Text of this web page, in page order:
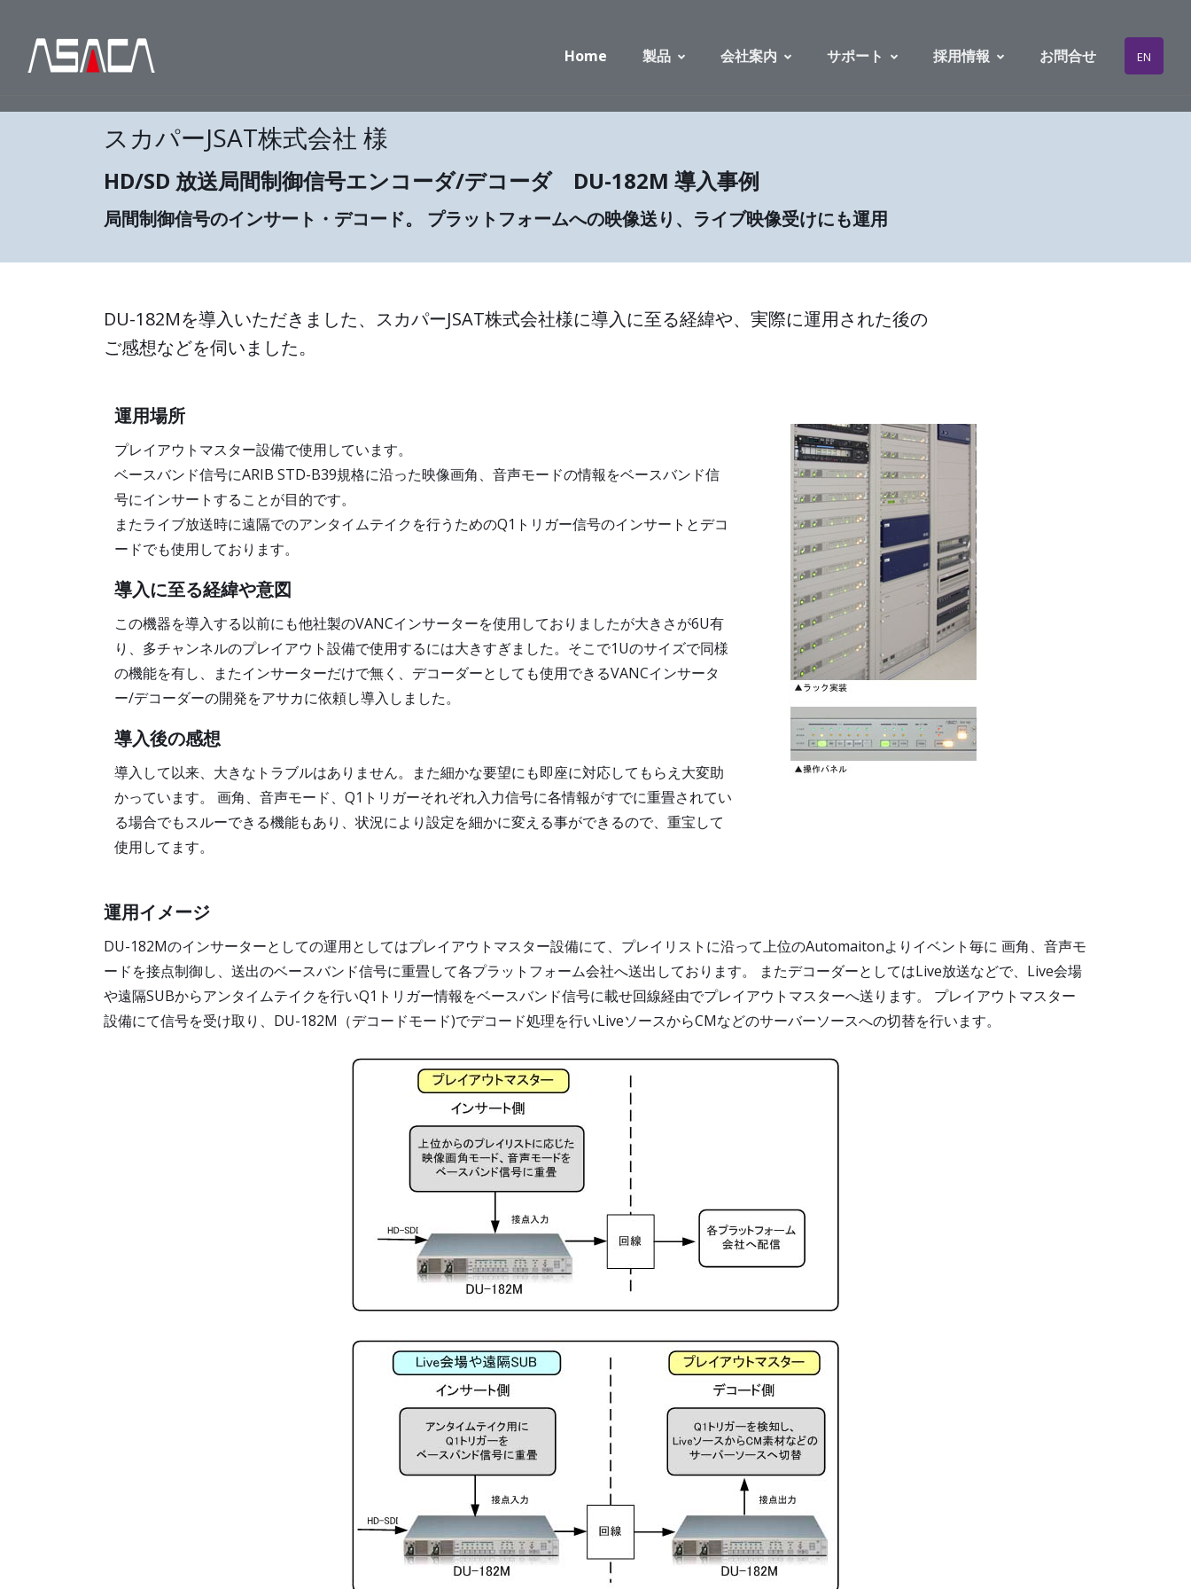
Home 製品 会社案内 サポート 採用情報 お問合せ EN
スカパーJSAT株式会社 様
HD/SD 放送局間制御信号エンコーダ/デコーダ DU-182M 導入事例
局間制御信号のインサート・デコード。 プラットフォームへの映像送り、ライブ映像受けにも運用
DU-182Mを導入いただきました、スカパーJSAT株式会社様に導入に至る経緯や、実際に運用された後の
ご感想などを伺いました。
運用場所
プレイアウトマスター設備で使用しています。
ベースバンド信号にARIB STD-B39規格に沿った映像画角、音声モードの情報をベースバンド信
号にインサートすることが目的です。
またライブ放送時に遠隔でのアンタイムテイクを行うためのQ1トリガー信号のインサートとデコ
ードでも使用しております。
導入に至る経緯や意図
この機器を導入する以前にも他社製のVANCインサーターを使用しておりましたが大きさが6U有
り、多チャンネルのプレイアウト設備で使用するには大きすぎました。そこで1Uのサイズで同様
の機能を有し、またインサーターだけで無く、デコーダーとしても使用できるVANCインサータ
ー/デコーダーの開発をアサカに依頼し導入しました。
導入後の感想
導入して以来、大きなトラブルはありません。また細かな要望にも即座に対応してもらえ大変助
かっています。 画角、音声モード、Q1トリガーそれぞれ入力信号に各情報がすでに重畳されてい
る場合でもスルーできる機能もあり、状況により設定を細かに変える事ができるので、重宝して
使用してます。
運用イメージ
DU-182Mのインサーターとしての運用としてはプレイアウトマスター設備にて、プレイリストに沿って上位のAutomaitonよりイベント毎に 画角、音声モ
ードを接点制御し、送出のベースバンド信号に重畳して各プラットフォーム会社へ送出しております。 またデコーダーとしてはLive放送などで、Live会場
や遠隔SUBからアンタイムテイクを行いQ1トリガー情報をベースバンド信号に載せ回線経由でプレイアウトマスターへ送ります。 プレイアウトマスター
設備にて信号を受け取り、DU-182M（デコードモード)でデコード処理を行いLiveソースからCMなどのサーバーソースへの切替を行います。